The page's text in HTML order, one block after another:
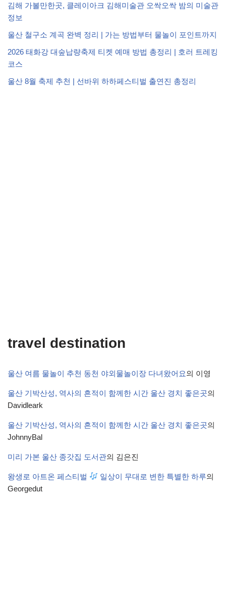
김해 가볼만한곳, 클레이아크 김해미술관 오싹오싹 밤의 미술관
정보
울산 철구소 계곡 완벽 정리 | 가는 방법부터 물놀이 포인트까지
2026 태화강 대숲납량축제 티켓 예매 방법 총정리 | 호러 트레킹
코스
울산 8월 축제 추천 | 선바위 하하페스티벌 출연진 총정리
travel destination
울산 여름 물놀이 추천 동천 야외물놀이장 다녀왔어요의 이영
울산 기박산성, 역사의 흔적이 함께한 시간 울산 경치 좋은곳의
Davidleark
울산 기박산성, 역사의 흔적이 함께한 시간 울산 경치 좋은곳의
JohnnyBal
미리 가본 울산 종갓집 도서관의 김은진
왕생로 아트온 페스티벌 일상이 무대로 변한 특별한 하루의
Georgedut